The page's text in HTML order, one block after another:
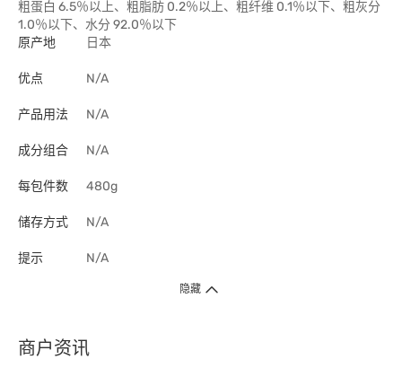
粗蛋白 6.5％以上、粗脂肪 0.2％以上、粗纤维 0.1％以下、粗灰分
1.0％以下、水分 92.0％以下
原产地
日本
优点 N/A
产品用法 N/A
成分组合 N/A
每包件数 480g
储存方式 N/A
提示 N/A
隐藏
商户资讯